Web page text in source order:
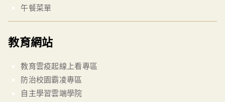
午餐菜單
教育網站
教育雲疫起線上看專區
防治校園霸凌專區
自主學習雲端學院